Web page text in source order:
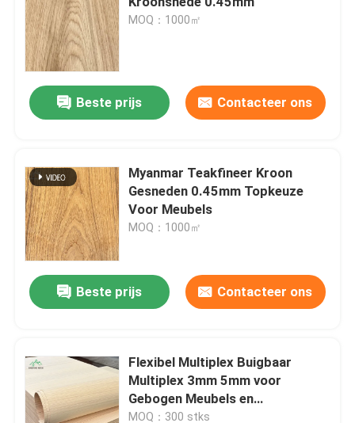
MOQ：1000㎡
Beste prijs Contacteer ons
Myanmar Teakfineer Kroon
Gesneden 0.45mm Topkeuze
Voor Meubels
MOQ：1000㎡
Beste prijs Contacteer ons
Flexibel Multiplex Buigbaar
Multiplex 3mm 5mm voor
Gebogen Meubels en
Architectonisch Timmerwerk
MOQ：300 stks